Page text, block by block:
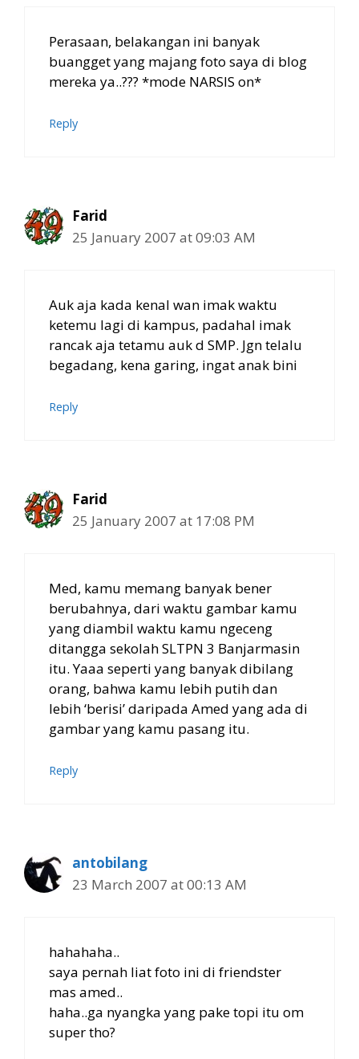
Perasaan, belakangan ini banyak
buangget yang majang foto saya di blog
mereka ya..??? *mode NARSIS on*
Reply
Farid
25 January 2007 at 09:03 AM
Auk aja kada kenal wan imak waktu
ketemu lagi di kampus, padahal imak
rancak aja tetamu auk d SMP. Jgn telalu
begadang, kena garing, ingat anak bini
Reply
Farid
25 January 2007 at 17:08 PM
Med, kamu memang banyak bener
berubahnya, dari waktu gambar kamu
yang diambil waktu kamu ngeceng
ditangga sekolah SLTPN 3 Banjarmasin
itu. Yaaa seperti yang banyak dibilang
orang, bahwa kamu lebih putih dan
lebih ‘berisi’ daripada Amed yang ada di
gambar yang kamu pasang itu.
Reply
antobilang
23 March 2007 at 00:13 AM
hahahaha..
saya pernah liat foto ini di friendster
mas amed..
haha..ga nyangka yang pake topi itu om
super tho?